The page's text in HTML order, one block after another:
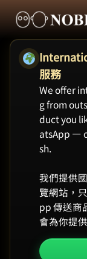
服務
We offer
g from
duct you
atsApp —
sh.
我們提供
覽網站，
pp 傳送商
會為你提